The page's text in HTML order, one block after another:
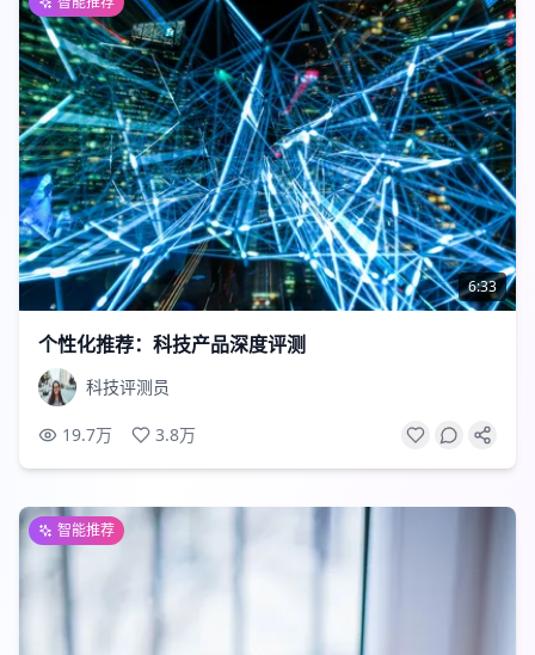
6:33
个性化推荐：科技产品深度评测
科技评测员
19.7万 3.8万
智能推荐